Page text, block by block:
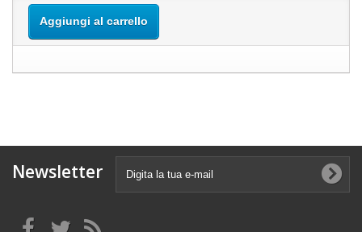
Aggiungi al carrello
Newsletter